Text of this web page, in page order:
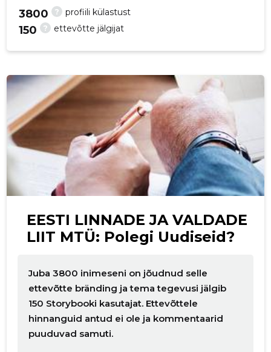
? profiili külastust
3800
? ettevõtte jälgijat
150
EESTI LINNADE JA VALDADE
LIIT MTÜ: Polegi Uudiseid?
Juba 3800 inimeseni on jõudnud selle
ettevõtte bränding ja tema tegevusi jälgib
150 Storybooki kasutajat. Ettevõttele
hinnanguid antud ei ole ja kommentaarid
puuduvad samuti.